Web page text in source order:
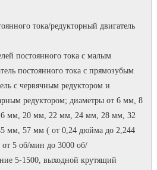
тока/редукторный двигатель
постоянного тока с малым
постоянного тока с прямозубым
с червячным редуктором и
редуктором; диаметры от 6 мм, 8
мм, 20 мм, 22 мм, 24 мм, 28 мм, 32
мм, 57 мм ( от 0,24 дюйма до 2,244
от 5 об/мин до 3000 об/
5-1500, выходной крутящий